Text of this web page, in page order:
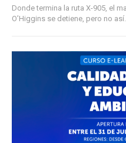
Donde termina la ruta X-905, el
O’Higgins se detiene, pero no así...